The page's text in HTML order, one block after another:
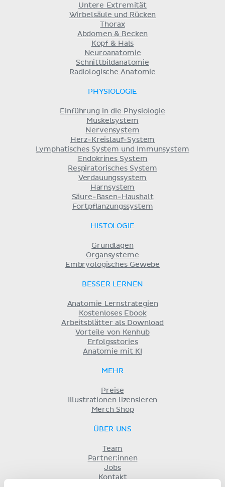
Untere Extremität
Wirbelsäule und Rücken
Thorax
Abdomen & Becken
Kopf & Hals
Neuroanatomie
Schnittbildanatomie
Radiologische Anatomie
PHYSIOLOGIE
Einführung in die Physiologie
Muskelsystem
Nervensystem
Herz-Kreislauf-System
Lymphatisches System und Immunsystem
Endokrines System
Respiratorisches System
Verdauungssystem
Harnsystem
Säure-Basen-Haushalt
Fortpflanzungssystem
HISTOLOGIE
Grundlagen
Organsysteme
Embryologisches Gewebe
BESSER LERNEN
Anatomie Lernstrategien
Kostenloses Ebook
Arbeitsblätter als Download
Vorteile von Kenhub
Erfolgsstories
Anatomie mit KI
MEHR
Preise
Illustrationen lizensieren
Merch Shop
ÜBER UNS
Team
Partner:innen
Jobs
Kontakt